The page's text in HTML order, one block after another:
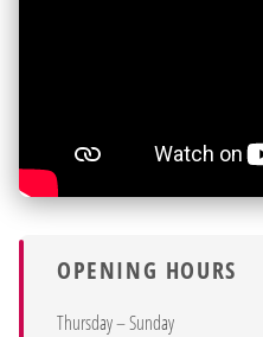
OPENING HOURS
Thursday – Sunday